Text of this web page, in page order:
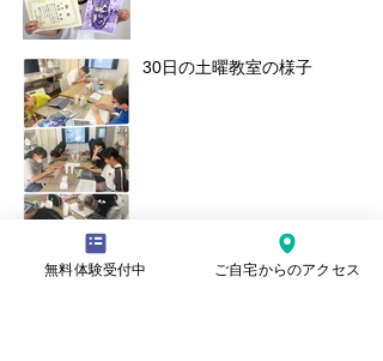
30日の土曜教室の様子
無料体験受付中 ご自宅からのアクセス